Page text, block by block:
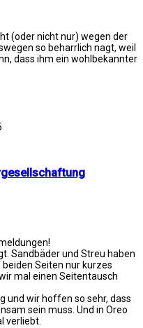
(oder nicht nur) wegen der
so beharrlich nagt, weil
dass ihm ein wohlbekannter
Sandbäder und Streu haben
Seiten nur kurzes
mal einen Seitentausch
und wir hoffen so sehr, dass
sein muss. Und in Oreo
verliebt.